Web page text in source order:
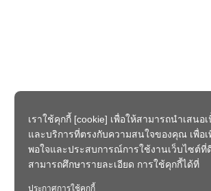
เราใช้คุกกี้ [cookie] เพื่อให้สามารถนำเสนอ
และบริการที่ตรงกับความสนใจของคุณ เพื่อ
พอใจและประสบการณ์การใช้งานเว็บไซต์
สามารถศึกษารายละเอียด การใช้คุกกี้ได้ที่
ประกาศการใช้คุกกี้